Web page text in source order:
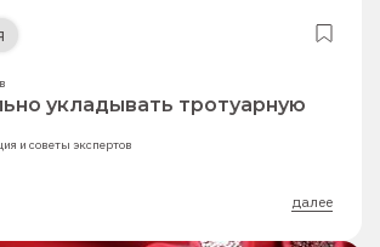
укладывать тротуарную
и советы экспертов
далее